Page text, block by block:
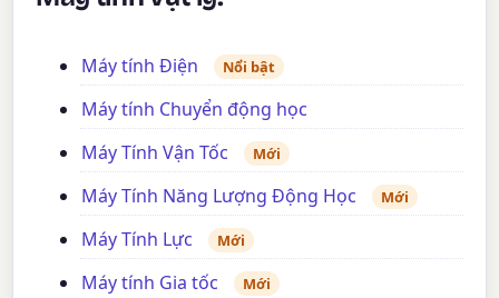
Máy tính Điện Nổi bật
Máy tính Chuyển động học
Máy Tính Vận Tốc
Mới
Máy Tính Năng Lượng Động Học Mới
Máy Tính Lực Mới
Máy tính Gia tốc Mới